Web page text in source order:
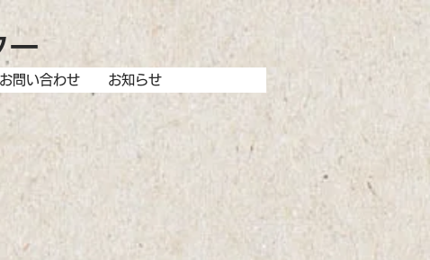
ー
お問い合わせ お知らせ